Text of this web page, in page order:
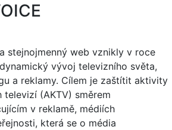
stejnojmenný web vznikly v roce
vývoj televizního světa,
a reklamy. Cílem je zaštítit aktivity
(AKTV) směrem
v reklamě, médiích
která se o média